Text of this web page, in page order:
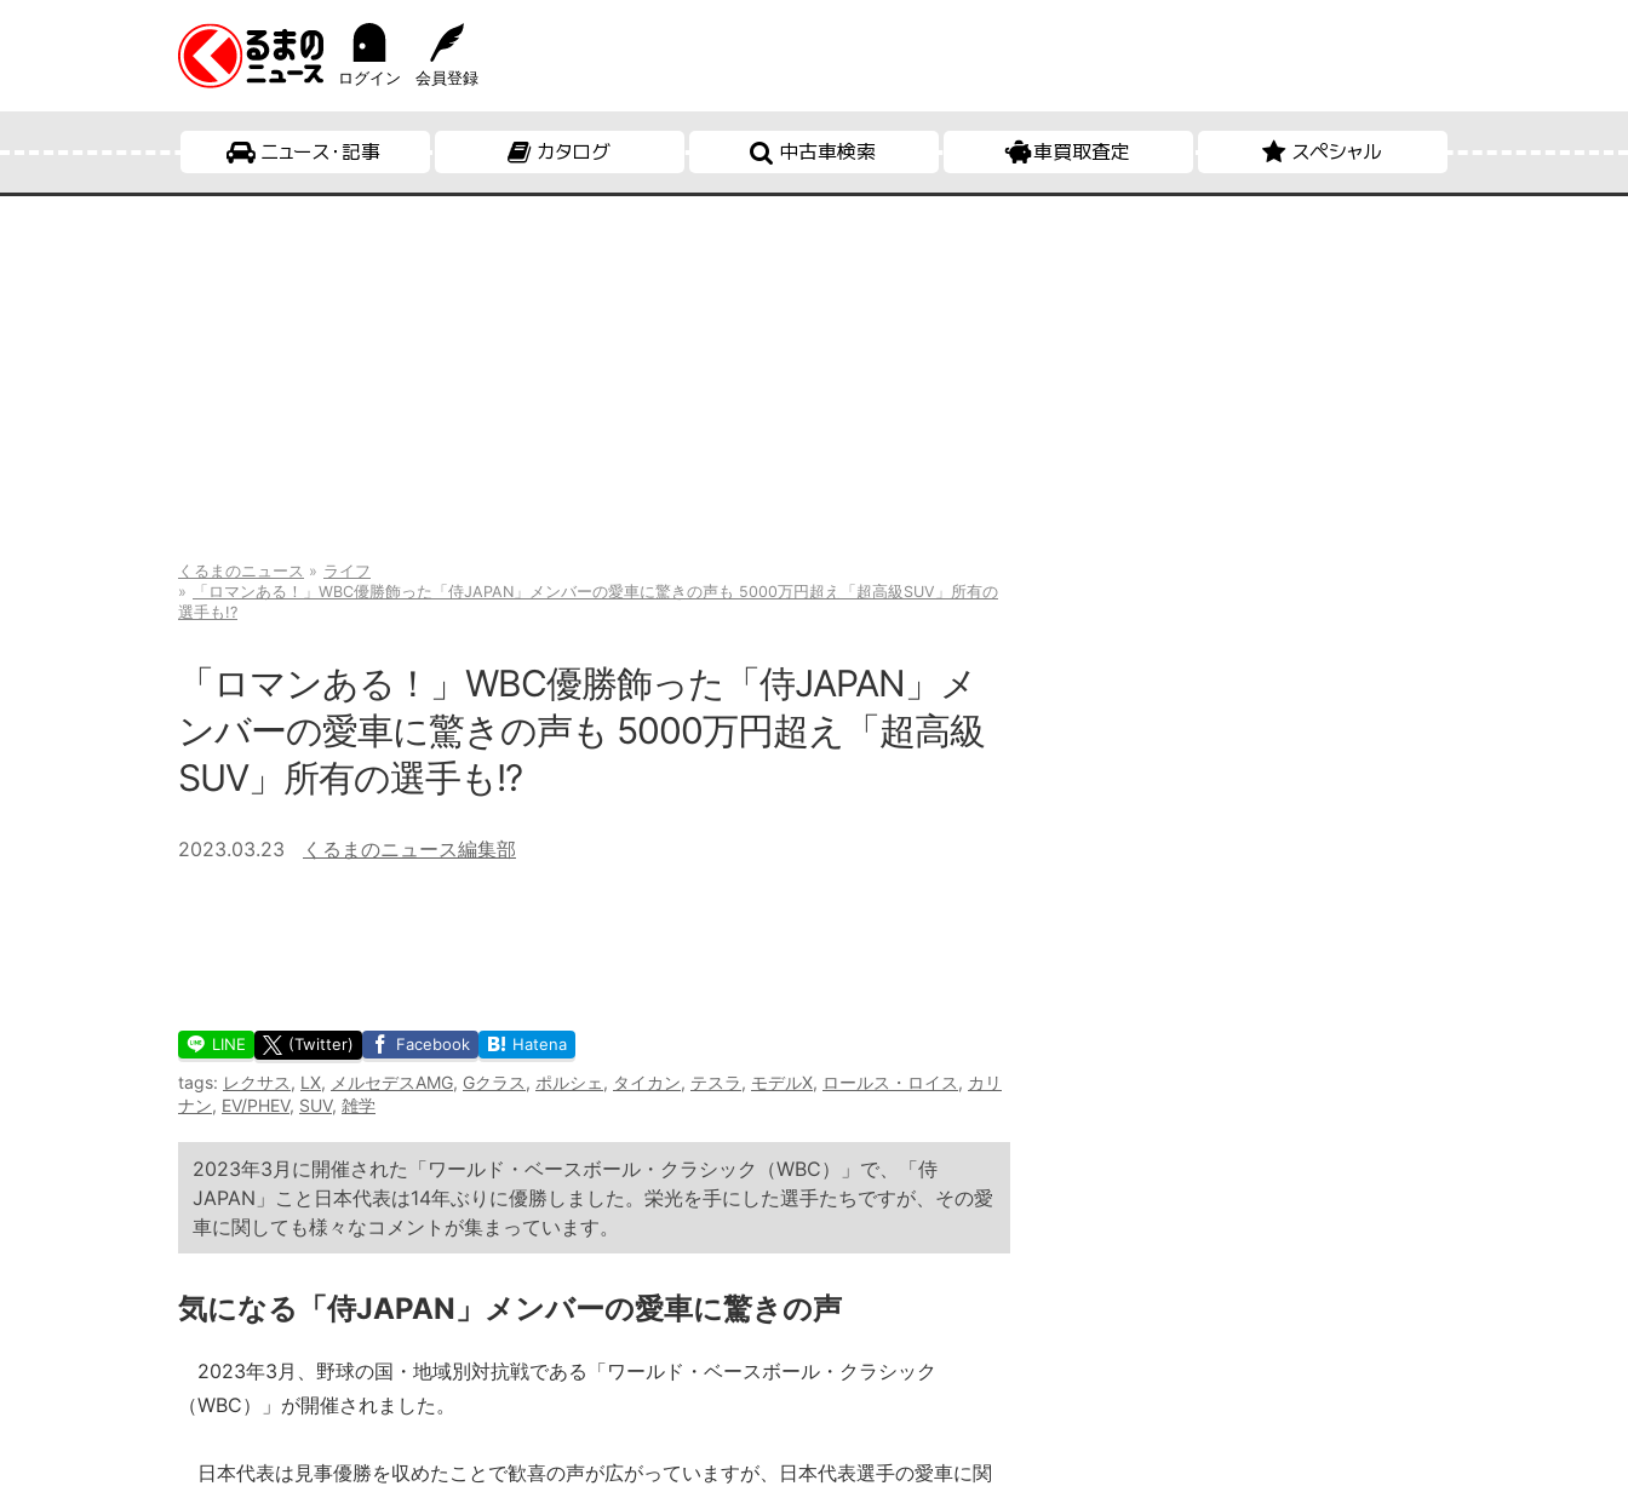
ログイン 会員登録
ニュース・記事 カタログ 中古車検索 車買取査定 スペシャル
くるまのニュース
ライフ
「ロマンある！」WBC優勝飾った「侍JAPAN」メンバーの愛車に驚きの声も 5000万円超え「超高級SUV」所有の
選手も!?
「ロマンある！」WBC優勝飾った「侍JAPAN」メ
ンバーの愛車に驚きの声も 5000万円超え「超高級
SUV」所有の選手も!?
2023.03.23 くるまのニュース編集部
LINE (Twitter) Facebook Hatena
tags: レクサス, LX, メルセデスAMG, Gクラス, ポルシェ , タイカン, テスラ, モデルX, ロールス・ロイス, カリ
ナン, EV/PHEV, SUV, 雑学
2023年3月に開催された「ワールド・ベースボール・クラシック（WBC）」で、「侍
JAPAN」こと日本代表は14年ぶりに優勝しました。栄光を手にした選手たちですが、その愛
車に関しても様々なコメントが集まっています。
気になる「侍JAPAN」メンバーの愛車に驚きの声
2023年3月、野球の国・地域別対抗戦である「ワールド・ベースボール・クラシック
（WBC）」が開催されました。
日本代表は見事優勝を収めたことで歓喜の声が広がっていますが、日本代表選手の愛車に関